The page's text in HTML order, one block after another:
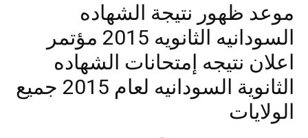
موعد ظهور نتيجة الشهاده
السودانيه الثانويه 2015 مؤتمر
اعلان نتيجه إمتحانات الشهاده
الثانوية السودانيه لعام 2015 جميع
الولايات